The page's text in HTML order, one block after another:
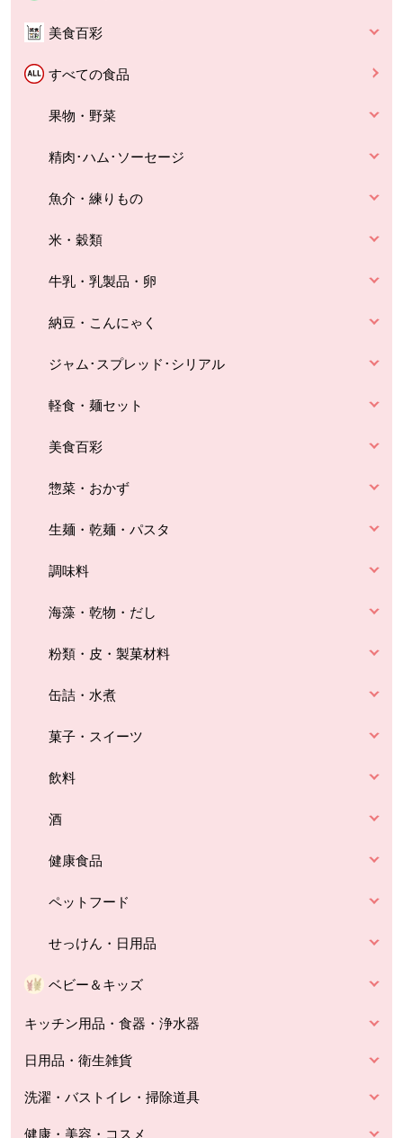
美食百彩
すべての食品
果物・野菜
精肉･ハム･ソーセージ
魚介・練りもの
米・穀類
牛乳・乳製品・卵
納豆・こんにゃく
ジャム･スプレッド･シリアル
軽食・麺セット
美食百彩
惣菜・おかず
生麺・乾麺・パスタ
調味料
海藻・乾物・だし
粉類・皮・製菓材料
缶詰・水煮
菓子・スイーツ
飲料
酒
健康食品
ペットフード
せっけん・日用品
ベビー＆キッズ
キッチン用品・食器・浄水器
日用品・衛生雑貨
洗濯・バストイレ・掃除道具
健康・美容・コスメ